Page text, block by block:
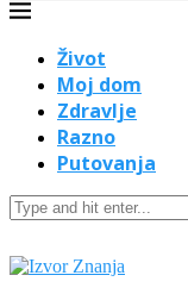
Život
Moj dom
Zdravlje
Razno
Putovanja